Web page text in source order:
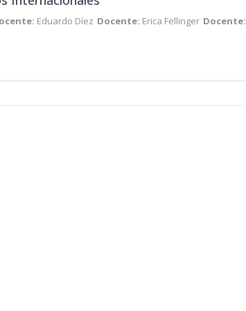
Eduardo Díez Docente: Erica Fellinger Docente: